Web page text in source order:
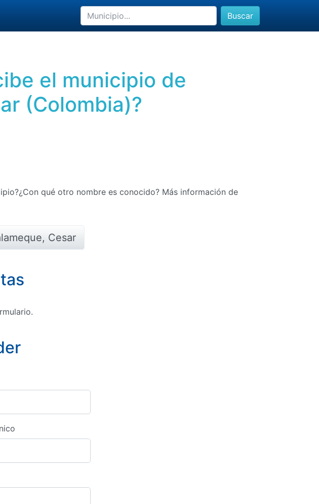
Buscar
el municipio de
(Colombia)?
qué otro nombre es conocido? Más información de
Cesar